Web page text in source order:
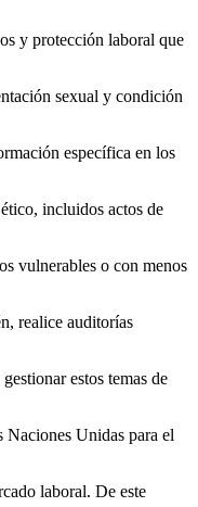
y protección laboral que
sexual y condición
específica en los
incluidos actos de
vulnerables o con menos
realice auditorías
estos temas de
Naciones Unidas para el
laboral. De este